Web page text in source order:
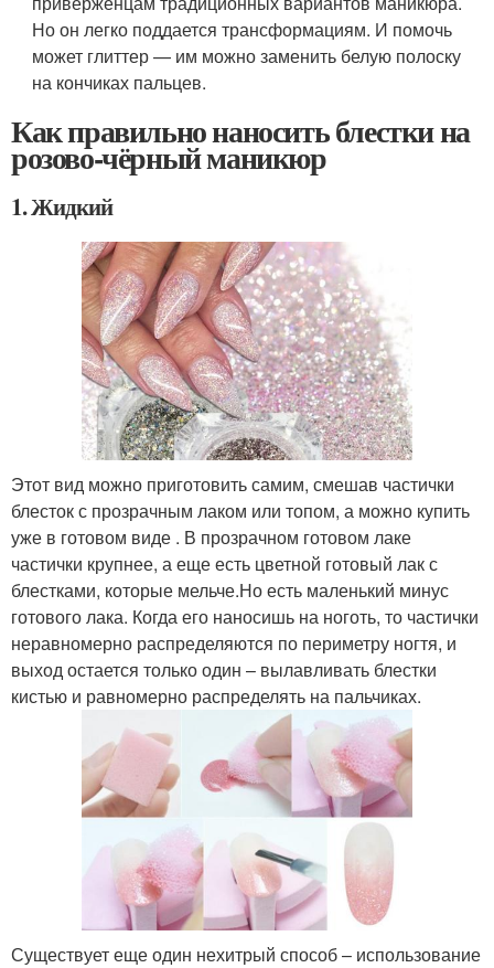
Но он легко поддается трансформациям. И помочь
может глиттер — им можно заменить белую полоску
на кончиках пальцев.
Как правильно наносить блестки на
розово-чёрный маникюр
1. Жидкий
Этот вид можно приготовить самим, смешав частички
блесток с прозрачным лаком или топом, а можно купить
уже в готовом виде . В прозрачном готовом лаке
частички крупнее, а еще есть цветной готовый лак с
блестками, которые мельче.Но есть маленький минус
готового лака. Когда его наносишь на ноготь, то частички
неравномерно распределяются по периметру ногтя, и
выход остается только один – вылавливать блестки
кистью и равномерно распределять на пальчиках.
Существует еще один нехитрый способ – использование